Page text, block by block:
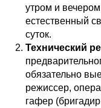
утром и
естественный
суток.
Технический
обязательно
режиссер,
гафер